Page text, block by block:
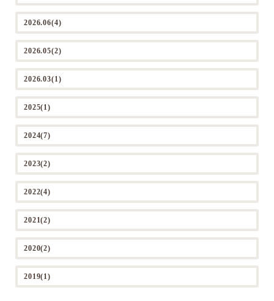
2026.06(4)
2026.05(2)
2026.03(1)
2025(1)
2024(7)
2023(2)
2022(4)
2021(2)
2020(2)
2019(1)